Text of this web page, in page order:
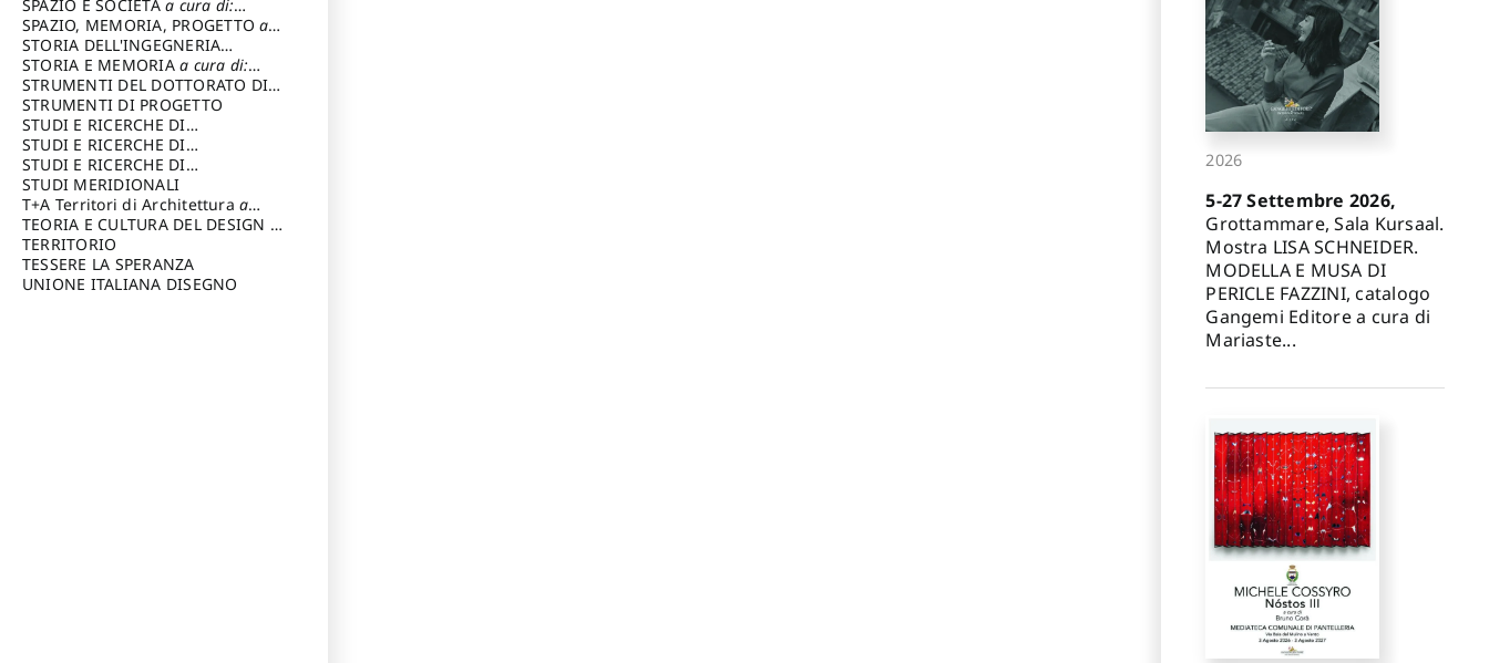
di: Iannizzi Salvatore
SPAZIO E SOCIETÀa cura di:
Cassetti Roberto
SPAZIO, MEMORIA, PROGETTOa
cura di: Rossi Massimo
STORIA DELL'INGEGNERIA
STRUTTURALE IN ITALIAa cura di:
Poretti Sergio
STORIA E MEMORIAa cura di:
Rossi Lauro
STRUMENTI DEL DOTTORATO DI
RICERCA IN RILIEVO E
RAPPRESENTAZIONE
DELL’ARCHITETTURA E
DELL’AMBIENTEa cura di: Migliari
Riccardo
STRUMENTI DI PROGETTO
STUDI E RICERCHE DI
ARCHEOLOGIA IN SICILIA
di: Pelagatti Paola
STUDI E RICERCHE DI
ARCHITETTURA del Dipartimento
di Architettura Università degli
Studi G. d' Annunzio
STUDI E RICERCHE DI
ARCHITETTURA del Dipartimento
di Architettura Università degli
Studi G. d' Annunzio, Chieti-
Pescaraa cura di: Fusero Paolo
STUDI MERIDIONALI
T+A Territori di Architetturaa
cura di: Ramazzotti Luigi
TEORIA E CULTURA DEL DESIGN a
cura di: Furlanis Giuseppe
TERRITORIO
TESSERE LA SPERANZA
UNIONE ITALIANA DISEGNO
2026
5-27 Settembre 2026,
Grottammare, Sala Kursaal.
Mostra LISA SCHNEIDER.
MODELLA E MUSA DI
PERICLE FAZZINI, catalogo
Gangemi Editore a cura di
Mariaste...